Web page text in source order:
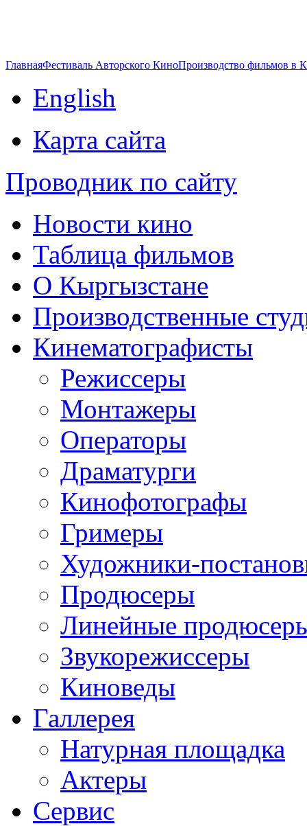
ГлавнаяФестиваль Авторского КиноПроизводство фильмов в
English
Карта сайта
Проводник по сайту
Новости кино
Таблица фильмов
О Кыргызстане
Производственные
Кинематографисты
Режиссеры
Монтажеры
Операторы
Драматурги
Кинофотографы
Гримеры
Художники-
Продюсеры
Линейные
Звукорежиссеры
Киноведы
Галлерея
Натурная площадка
Актеры
Сервис